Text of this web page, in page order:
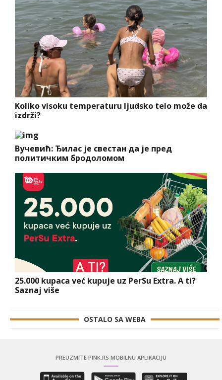
Koliko visoku temperaturu ljudsko telo može da
izdrži?
Вучевић: Ђилас је свестан да је пред
политичким бродоломом
25.000 kupaca već kupuje uz PerSu Extra. A ti?
Saznaj više
OSTALO SA WEBA
PREUZMITE PINK.RS MOBILNU APLIKACIJU